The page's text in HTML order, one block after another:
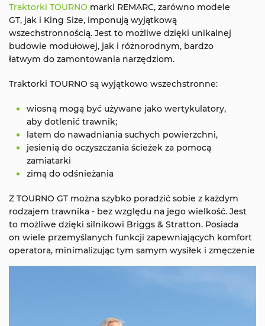
Traktorki TOURNO marki REMARC, zarówno modele
GT, jak i King Size, imponują wyjątkową
wszechstronnością. Jest to możliwe dzięki unikalnej
budowie modułowej, jak i różnorodnym, bardzo
łatwym do zamontowania narzędziom.
Traktorki TOURNO są wyjątkowo wszechstronne:
wiosną mogą być używane jako wertykulatory,
aby dotlenić trawnik;
latem do nawadniania suchych powierzchni,
jesienią do oczyszczania ścieżek za pomocą
zamiatarki
zimą do odśnieżania
Z TOURNO GT można szybko poradzić sobie z każdym
rodzajem trawnika - bez względu na jego wielkość. Jest
to możliwe dzięki silnikowi Briggs & Stratton. Posiada
on wiele przemyślanych funkcji zapewniających komfort
operatora, minimalizując tym samym wysiłek i zmęczenie